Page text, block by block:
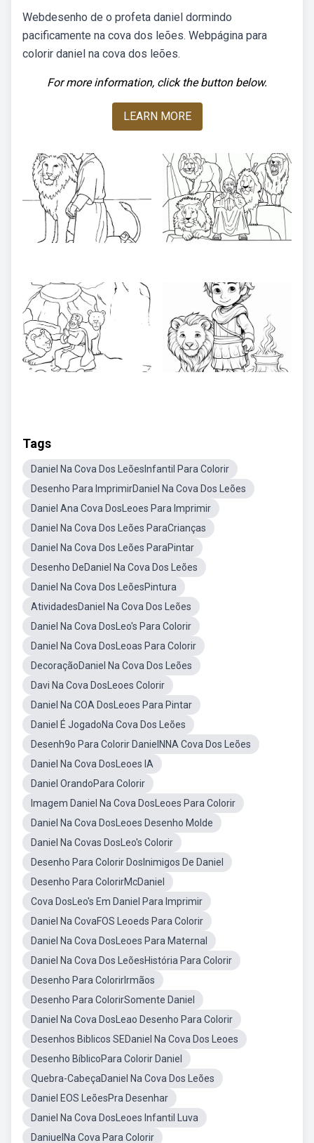
Webdesenho de o profeta daniel dormindo
pacificamente na cova dos leões. Webpágina para
colorir daniel na cova dos leões.
For more information, click the button below.
LEARN MORE
Tags
Daniel Na Cova Dos LeõesInfantil Para Colorir
Desenho Para ImprimirDaniel Na Cova Dos Leões
Daniel Ana Cova DosLeoes Para Imprimir
Daniel Na Cova Dos Leões ParaCrianças
Daniel Na Cova Dos Leões ParaPintar
Desenho DeDaniel Na Cova Dos Leões
Daniel Na Cova Dos LeõesPintura
AtividadesDaniel Na Cova Dos Leões
Daniel Na Cova DosLeo's Para Colorir
Daniel Na Cova DosLeoas Para Colorir
DecoraçãoDaniel Na Cova Dos Leões
Davi Na Cova DosLeoes Colorir
Daniel Na COA DosLeoes Para Pintar
Daniel É JogadoNa Cova Dos Leões
Desenh9o Para Colorir DanielNNA Cova Dos Leões
Daniel Na Cova DosLeoes IA
Daniel OrandoPara Colorir
Imagem Daniel Na Cova DosLeoes Para Colorir
Daniel Na Cova DosLeoes Desenho Molde
Daniel Na Covas DosLeo's Colorir
Desenho Para Colorir DosInimigos De Daniel
Desenho Para ColorirMcDaniel
Cova DosLeo's Em Daniel Para Imprimir
Daniel Na CovaFOS Leoeds Para Colorir
Daniel Na Cova DosLeoes Para Maternal
Daniel Na Cova Dos LeõesHistória Para Colorir
Desenho Para ColorirIrmãos
Desenho Para ColorirSomente Daniel
Daniel Na Cova DosLeao Desenho Para Colorir
Desenhos Biblicos SEDaniel Na Cova Dos Leoes
Desenho BíblicoPara Colorir Daniel
Quebra-CabeçaDaniel Na Cova Dos Leões
Daniel EOS LeõesPra Desenhar
Daniel Na Cova DosLeoes Infantil Luva
DaniuelNa Cova Para Colorir